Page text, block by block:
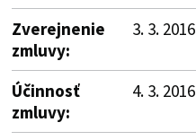
Zverejnenie
zmluvy:
3. 3. 2016
Účinnosť
zmluvy:
4. 3. 2016